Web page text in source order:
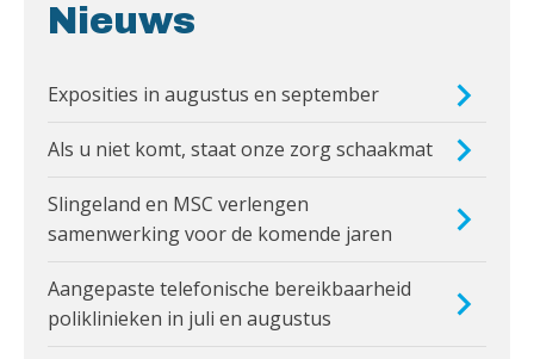
Nieuws
Exposities in augustus en september
Als u niet komt, staat onze zorg schaakmat
Slingeland en MSC verlengen
samenwerking voor de komende jaren
Aangepaste telefonische bereikbaarheid
poliklinieken in juli en augustus